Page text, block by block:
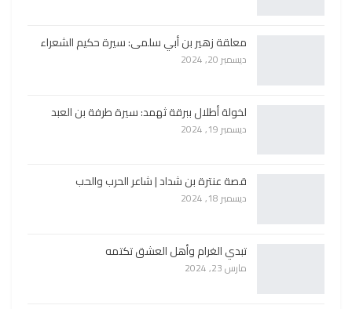
معلقة زهير بن أبي سلمى: سيرة حكيم الشعراء
ديسمبر 20, 2024
لخولة أطلال ببرقة ثهمد: سيرة طرفة بن العبد
ديسمبر 19, 2024
قصة عنترة بن شداد | شاعر الحرب والحب
ديسمبر 18, 2024
تبدي الغرام وأهل العشق تكتمه
مارس 23, 2024